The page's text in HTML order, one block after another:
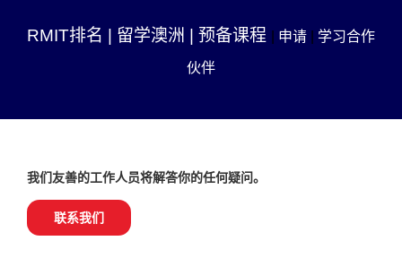
RMIT排名 留学澳洲 预备课程 申请 学习合作
伙伴
我们友善的工作人员将解答你的任何疑问。
联系我们